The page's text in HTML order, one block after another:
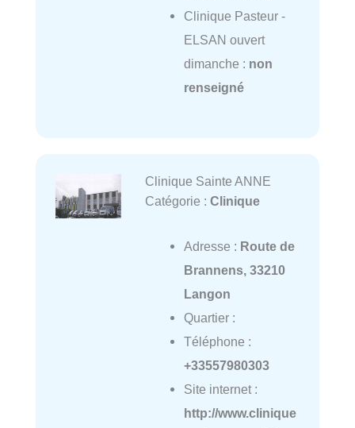
Clinique Pasteur -
ELSAN ouvert
dimanche : non
renseigné
Clinique Sainte ANNE
Catégorie : Clinique
Adresse : Route de
Brannens, 33210
Langon
Quartier :
Téléphone :
+33557980303
Site internet :
http://www.clinique